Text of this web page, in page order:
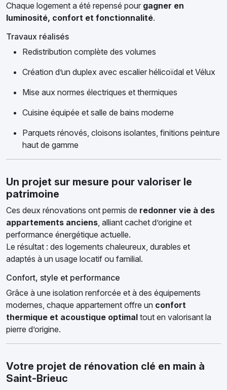
Chaque logement a été repensé pour gagner en
luminosité, confort et fonctionnalité.
Travaux réalisés
Redistribution complète des volumes
Création d’un duplex avec escalier hélicoïdal et Vélux
Mise aux normes électriques et thermiques
Cuisine équipée et salle de bains moderne
Parquets rénovés, cloisons isolantes, finitions peinture
haut de gamme
Un projet sur mesure pour valoriser le
patrimoine
Ces deux rénovations ont permis de redonner vie à des
appartements anciens, alliant cachet d’origine et
performance énergétique actuelle.
Le résultat : des logements chaleureux, durables et
adaptés à un usage locatif ou familial.
Confort, style et performance
Grâce à une isolation renforcée et à des équipements
modernes, chaque appartement offre un confort
thermique et acoustique optimal tout en valorisant la
pierre d’origine.
Votre projet de rénovation clé en main à
Saint-Brieuc